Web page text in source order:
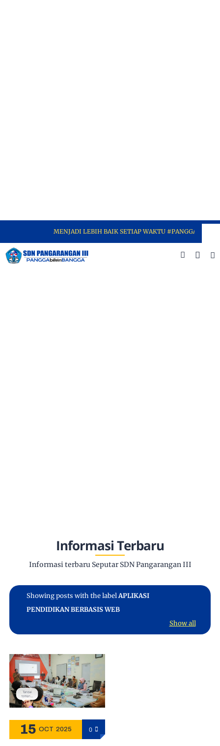
MENJADI LEBIH BAIK SETIAP WAKTU
Informasi Terbaru
Informasi terbaru Seputar SDN Pangarangan III
Showing posts with the labelAPLIKASI
PENDIDIKAN BERBASIS WEB
Show all
15 OCT 2025 0